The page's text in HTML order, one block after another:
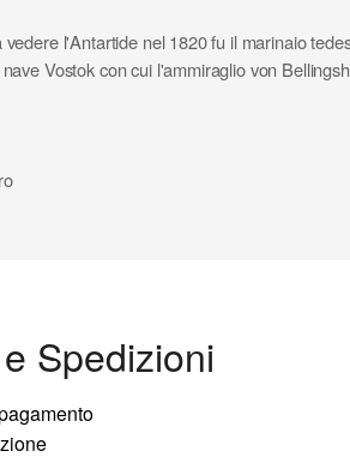
l'Antartide nel 1820 fu il marinaio
Vostok con cui l'ammiraglio von
privata
Spedizioni